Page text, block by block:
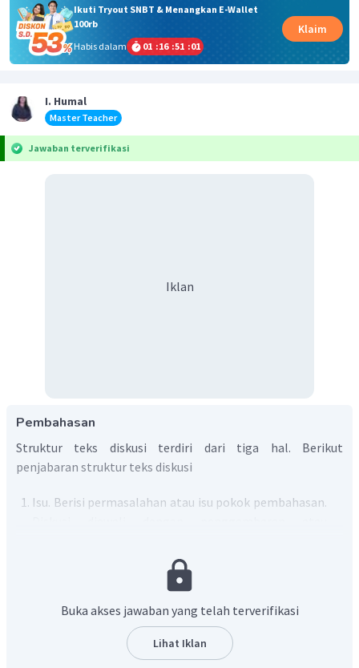
Ikuti Tryout SNBT & Menangkan E-Wallet
100rb
Habis dalam
01 :16 :51 :00
Klaim
I. Humal
Master Teacher
Jawaban terverifikasi
Iklan
Pembahasan
Struktur teks diskusi terdiri dari tiga hal. Berikut
penjabaran struktur teks diskusi
Isu. Berisi permasalahan atau isu pokok pembahasan.
dibahas. Penggambaran tersebut dapat berupa
beberapa sudut pandang yang menjadi perdebatan
Argumen. Argumen adalah bagian dimana terjadi
penyampaian pendapat. Terdapat argumen pro
(mendukung) dan kontra (menolak). Argumen berisi
Buka akses jawaban yang telah terverifikasi
Lihat Iklan